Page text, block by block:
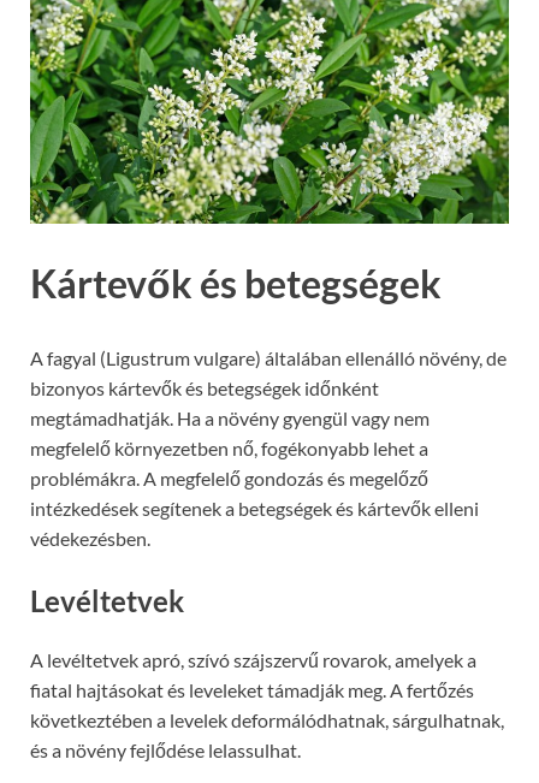
Kártevők és betegségek
A fagyal (Ligustrum vulgare) általában ellenálló növény, de
bizonyos kártevők és betegségek időnként
megtámadhatják. Ha a növény gyengül vagy nem
megfelelő környezetben nő, fogékonyabb lehet a
problémákra. A megfelelő gondozás és megelőző
intézkedések segítenek a betegségek és kártevők elleni
védekezésben.
Levéltetvek
A levéltetvek apró, szívó szájszervű rovarok, amelyek a
fiatal hajtásokat és leveleket támadják meg. A fertőzés
következtében a levelek deformálódhatnak, sárgulhatnak,
és a növény fejlődése lelassulhat.